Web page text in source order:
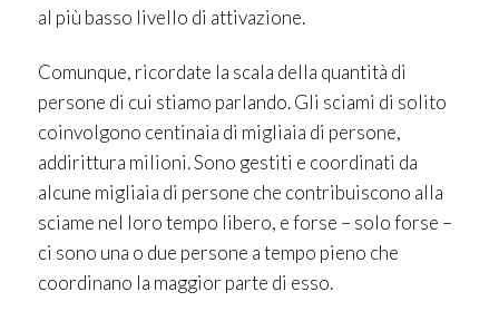
al più basso livello di attivazione.
Comunque, ricordate la scala della quantità di
persone di cui stiamo parlando. Gli sciami di solito
coinvolgono centinaia di migliaia di persone,
addirittura milioni. Sono gestiti e coordinati da
alcune migliaia di persone che contribuiscono alla
sciame nel loro tempo libero, e forse – solo forse –
ci sono una o due persone a tempo pieno che
coordinano la maggior parte di esso.